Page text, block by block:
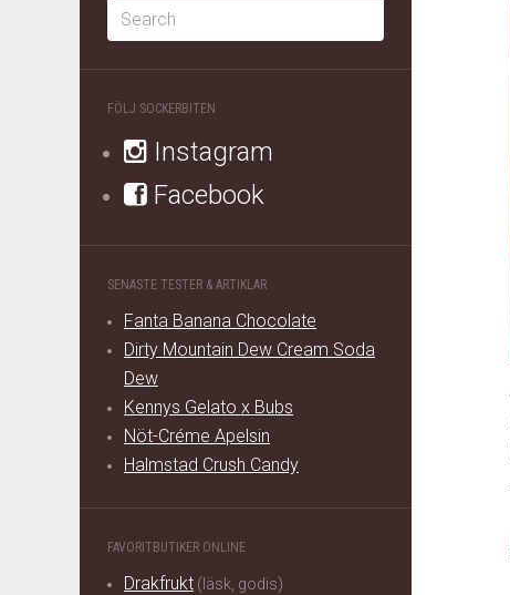
FÖLJ SOCKERBITEN
Instagram
Facebook
SENASTE TESTER & ARTIKLAR
Fanta Banana Chocolate
Dirty Mountain Dew Cream Soda
Dew
Kennys Gelato x Bubs
Nöt-Créme Apelsin
Halmstad Crush Candy
FAVORITBUTIKER ONLINE
Drakfrukt (läsk, godis)